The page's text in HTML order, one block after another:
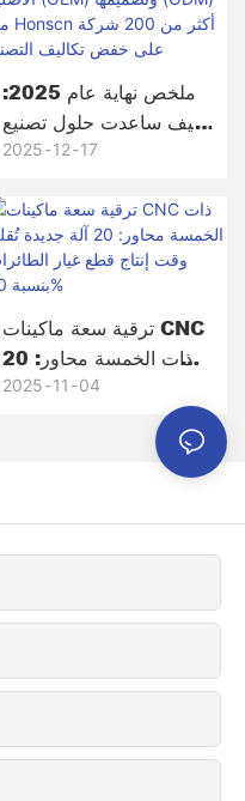
ملخص نهاية عام 2025:
كيف ساعدت حلول تصنيع
المعدات الأصلية (OEM)
Honscn أكثر من 200
شركة على خفض تكاليف
التصنيع
2025 12 17
ترقية سعة ماكينات CNC
ذات الخمسة محاور: 20
آلة جديدة تُقلل وقت إنتاج
قطع غيار الطائرات بنسبة
2025 11 04